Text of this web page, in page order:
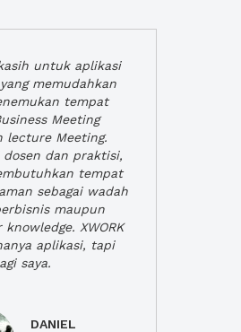
untuk aplikasi
yang memudahkan
tempat
Meeting
lecture Meeting.
dosen dan praktisi,
tempat
sebagai wadah
maupun
XWORK
aplikasi, tapi
saya.
DANIEL